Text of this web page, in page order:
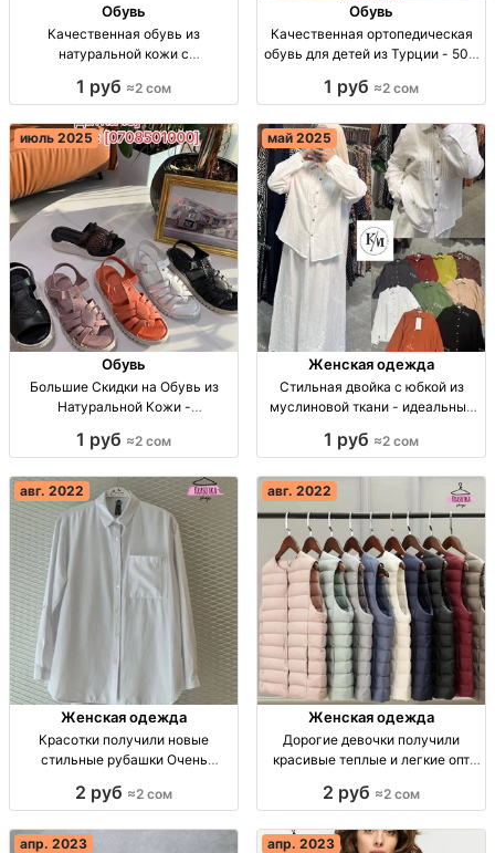
Обувь
Качественная обувь из
натуральной кожи с
акция на стильный комфорт!
стелька, акции 75%, размеры 20-
47
1 руб ≈2 сом
Обувь
Качественная ортопедическая
обувь для детей из Турции - 50%
из Турции, нат. кожа, скидка 50%!
1 руб ≈2 сом
июль 2025
Обувь
Большие Скидки на Обувь из
Натуральной Кожи -
70% на обувь из натуральной
адрес: Ул. Курманжан Датки 13.
1 руб ≈2 сом
май 2025
Женская одежда
Стильная двойка с юбкой из
муслиновой ткани - идеальный
Двойка, юбка 🤍 Муслиновая
1 руб ≈2 сом
авг. 2022
Женская одежда
Красотки получили новые
стильные рубашки Очень
2 руб ≈2 сом
авг. 2022
Женская одежда
Дорогие девочки получили
красивые теплые и легкие опт
2 руб ≈2 сом
апр. 2023 апр. 2023